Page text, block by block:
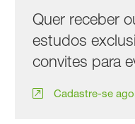
Quer receber
estudos
convites para
Cadastre-se